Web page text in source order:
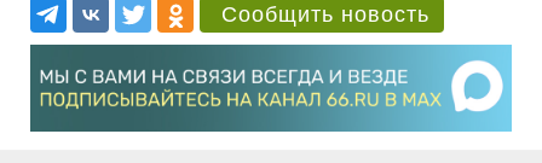
Сообщить новость